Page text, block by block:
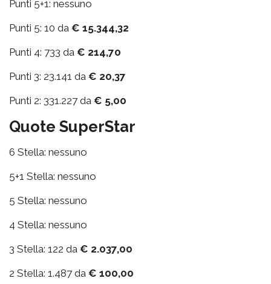
Punti 5+1: nessuno
Punti 5: 10 da € 15.344,32
Punti 4: 733 da € 214,70
Punti 3: 23.141 da € 20,37
Punti 2: 331.227 da € 5,00
Quote SuperStar
6 Stella: nessuno
5+1 Stella: nessuno
5 Stella: nessuno
4 Stella: nessuno
3 Stella: 122 da € 2.037,00
2 Stella: 1.487 da € 100,00